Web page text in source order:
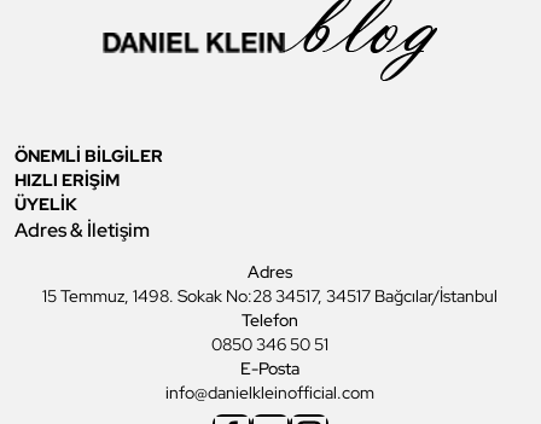
ÖNEMLİ BİLGİLER
HIZLI ERİŞİM
ÜYELİK
Adres & İletişim
Adres
15 Temmuz, 1498. Sokak No:28 34517, 34517 Bağcılar/İstanbul
Telefon
0850 346 50 51
E-Posta
info@danielkleinofficial.com